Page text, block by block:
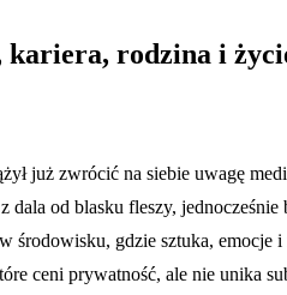
kariera, rodzina i
już zwrócić na siebie uwagę
od blasku fleszy,
środowisku, gdzie sztuka,
ceni prywatność, ale nie unika